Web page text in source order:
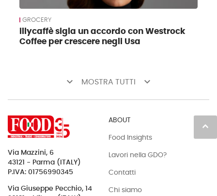
GROCERY
illycaffè sigla un accordo con Westrock
Coffee per crescere negli Usa
keyboard_arrow_down MOSTRA TUTTI keyboard_arrow_down
keyboard_arrow_up
Via Mazzini, 6
43121 - Parma (ITALY)
P.IVA: 01756990345
Via Giuseppe Pecchio, 14
ABOUT
Food Insights
Lavori nella GDO?
Contatti
Chi siamo